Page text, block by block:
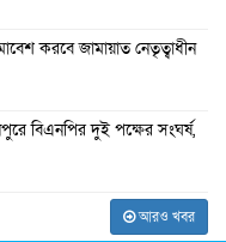
করবে জামায়াত নেতৃত্বাধীন
বিএনপির দুই পক্ষের সংঘর্ষ,
আরও খবর